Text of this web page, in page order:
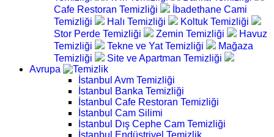
Cafe Restoran Temizliği
İbadethane Cami
Temizliği
Halı Temizliği
Koltuk Temizliği
Stor Perde Temizliği
Zemin Temizliği
Havuz
Temizliği
Tekne ve Yat Temizliği
Mağaza
Temizliği
Site ve Apartman Temizliği
Avrupa
İstanbul Avm Temizliği
İstanbul Banka Temizliği
İstanbul Cafe Restoran Temizliği
İstanbul Cam Silimi
İstanbul Dış Cephe Cam Temizliği
İstanbul Endüstriyel Temizlik